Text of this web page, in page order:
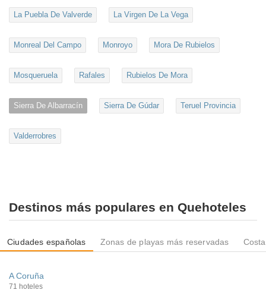
La Puebla De Valverde La Virgen De La Vega
Monreal Del Campo Monroyo Mora De Rubielos
Mosqueruela Rafales Rubielos De Mora
Sierra De Albarracín Sierra De Gúdar Teruel Provincia
Valderrobres
Destinos más populares en Quehoteles
Ciudades españolas Zonas de playas más reservadas
A Coruña
71 hoteles